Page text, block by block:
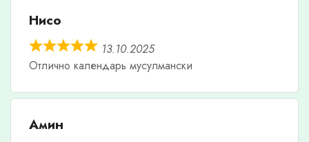
Нисо
13.10.2025
Отлично календарь мусулмански
Амин